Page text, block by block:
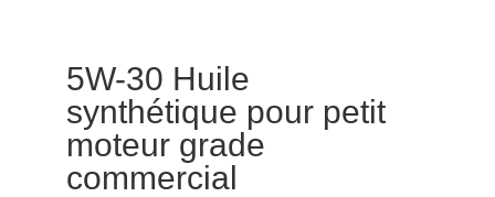
5W-30 Huile
synthétique pour petit
moteur grade
commercial